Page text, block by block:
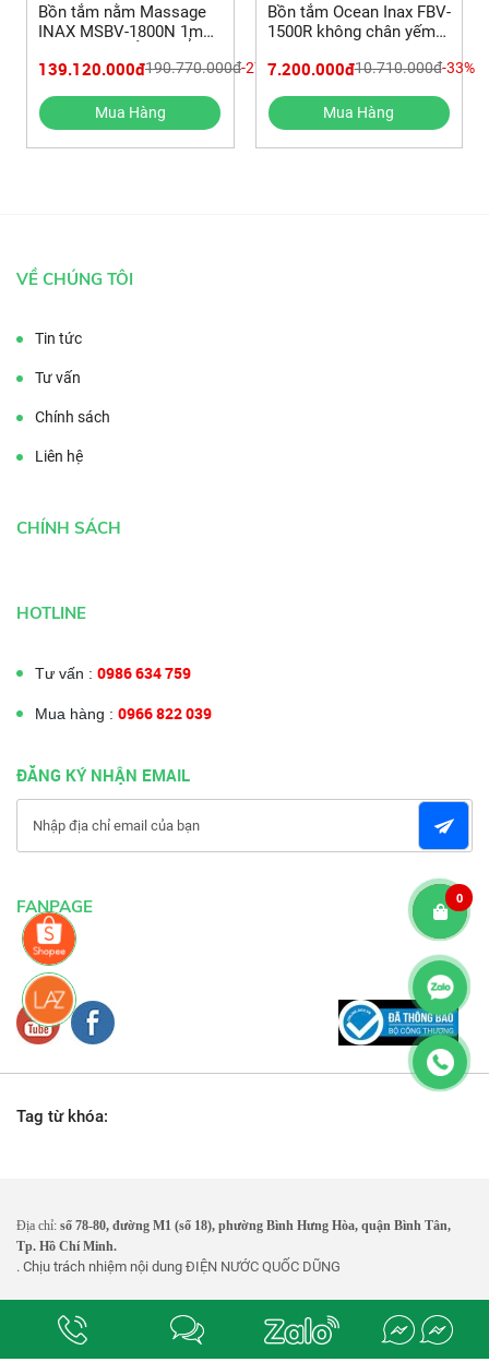
Bồn tắm nằm Massage
INAX MSBV-1800N 1m8
139.120.000đ190.770.000đ-27%
Mua Hàng
Bồn tắm Ocean Inax FBV-
1500R không chân yếm
7.200.000đ10.710.000đ-33%
Mua Hàng
VỀ CHÚNG TÔI
Tin tức
Tư vấn
Chính sách
Liên hệ
CHÍNH SÁCH
HOTLINE
Tư vấn : 0986 634 759
Mua hàng : 0966 822 039
ĐĂNG KÝ NHẬN EMAIL
FANPAGE
Tag từ khóa:
Địa chỉ: số 78-80, đường M1 (số 18), phường Bình Hưng Hòa, quận Bình Tân,
Tp. Hồ Chí Minh.
. Chịu trách nhiệm nội dung ĐIỆN NƯỚC QUỐC DŨNG
0